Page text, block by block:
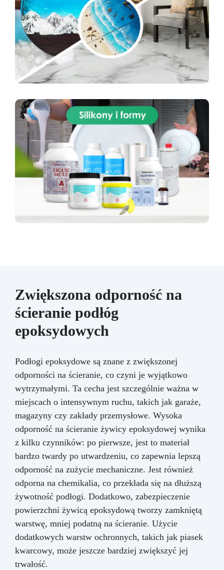
Zwiększona odporność na
ścieranie podłóg
epoksydowych
Podłogi epoksydowe są znane z zwiększonej
odporności na ścieranie, co czyni je wyjątkowo
wytrzymałymi. Ta cecha jest szczególnie ważna w
miejscach o intensywnym ruchu, takich jak garaże,
magazyny czy zakłady przemysłowe. Wysoka
odporność na ścieranie żywicy epoksydowej wynika
z kilku czynników: po pierwsze, jest to materiał
bardzo twardy po utwardzeniu, co zapewnia lepszą
odporność na zużycie mechaniczne. Jest również
odporna na chemikalia, co przekłada się na dłuższą
żywotność podłogi. Dodatkowo, zabezpieczenie
powierzchni żywicą epoksydową tworzy zamkniętą
warstwę, mniej podatną na ścieranie. Użycie
dodatkowych warstw ochronnych, takich jak piasek
kwarcowy, może jeszcze bardziej zwiększyć jej
trwałość.